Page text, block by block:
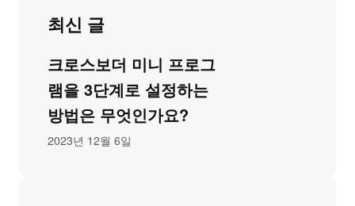
최신 글
크로스보더 미니 프로그
램을 3단계로 설정하는
방법은 무엇인가요?
2023년 12월 6일